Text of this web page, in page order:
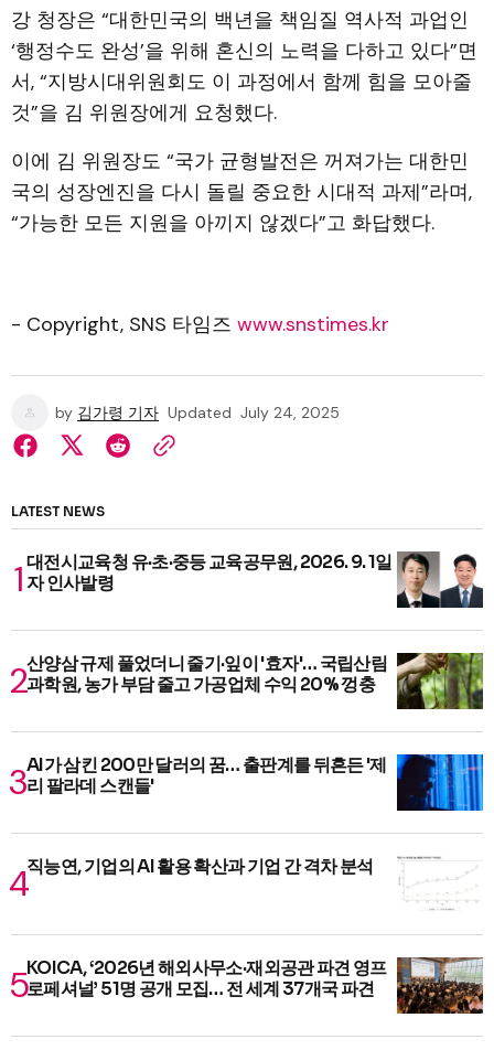
강 청장은 “대한민국의 백년을 책임질 역사적 과업인
‘행정수도 완성’을 위해 혼신의 노력을 다하고 있다”면
서, “지방시대위원회도 이 과정에서 함께 힘을 모아줄
것”을 김 위원장에게 요청했다.
이에 김 위원장도 “국가 균형발전은 꺼져가는 대한민
국의 성장엔진을 다시 돌릴 중요한 시대적 과제”라며,
“가능한 모든 지원을 아끼지 않겠다”고 화답했다.
- Copyright, SNS 타임즈 www.snstimes.kr
by 김가령 기자 Updated July 24, 2025
LATEST NEWS
대전시교육청 유·초·중등 교육공무원, 2026. 9. 1일
자 인사발령
산양삼 규제 풀었더니 줄기·잎이 '효자'… 국립산림
과학원, 농가 부담 줄고 가공업체 수익 20% 껑충
AI가 삼킨 200만 달러의 꿈… 출판계를 뒤흔든 '제
리 팔라데 스캔들'
직능연, 기업의 AI 활용 확산과 기업 간 격차 분석
KOICA, ‘2026년 해외사무소·재외공관 파견 영프
로페셔널’ 51명 공개 모집… 전 세계 37개국 파견